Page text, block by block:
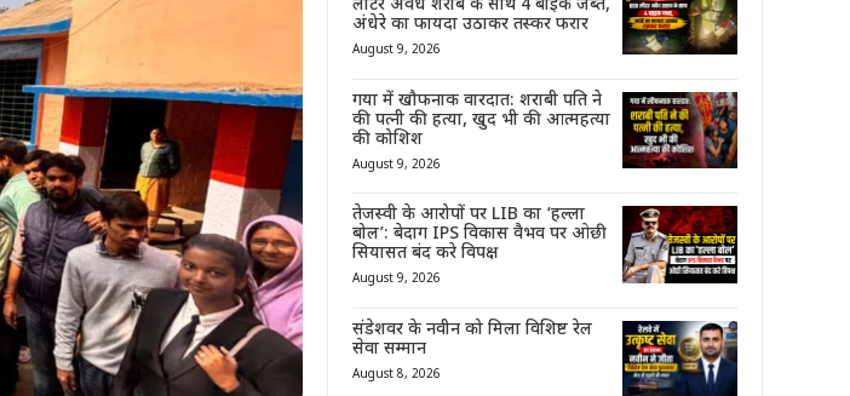
लीटर अवैध शराब के साथ 4 बाइक जब्त,
अंधेरे का फायदा उठाकर तस्कर फरार
August 9, 2026
गया में खौफनाक वारदात: शराबी पति ने
की पत्नी की हत्या, खुद भी की आत्महत्या
की कोशिश
August 9, 2026
तेजस्वी के आरोपों पर LIB का ‘हल्ला
बोल’: बेदाग IPS विकास वैभव पर ओछी
सियासत बंद करे विपक्ष
August 9, 2026
संडेशवर के नवीन को मिला विशिष्ट रेल
सेवा सम्मान
August 8, 2026